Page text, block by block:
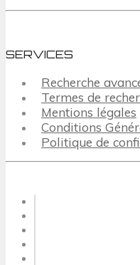
SERVICES
Recherche
Termes de
Mentions légales
Conditions
Politique de